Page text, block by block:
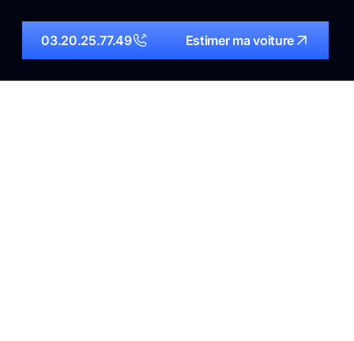
03.20.25.77.49 Estimer ma voiture